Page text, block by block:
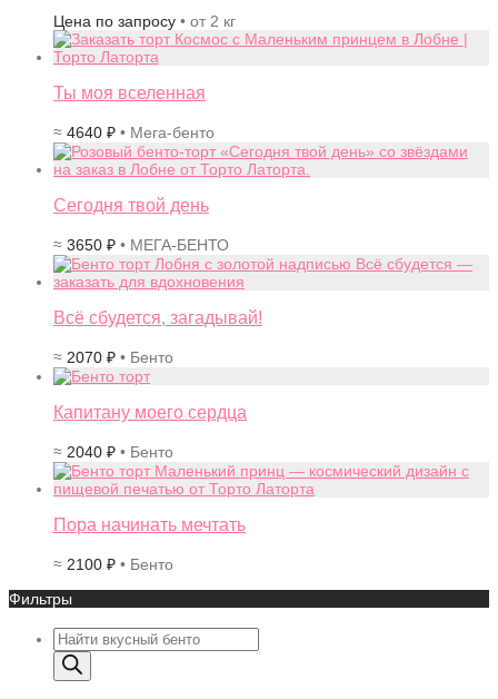
Цена по запросу • от 2 кг
Ты моя вселенная
≈ 4640 ₽ • Мега-бенто
Сегодня твой день
≈ 3650 ₽ • МЕГА-БЕНТО
Всё сбудется, загадывай!
≈ 2070 ₽ • Бенто
Капитану моего сердца
≈ 2040 ₽ • Бенто
Пора начинать мечтать
≈ 2100 ₽ • Бенто
Фильтры
Поиск
товаров